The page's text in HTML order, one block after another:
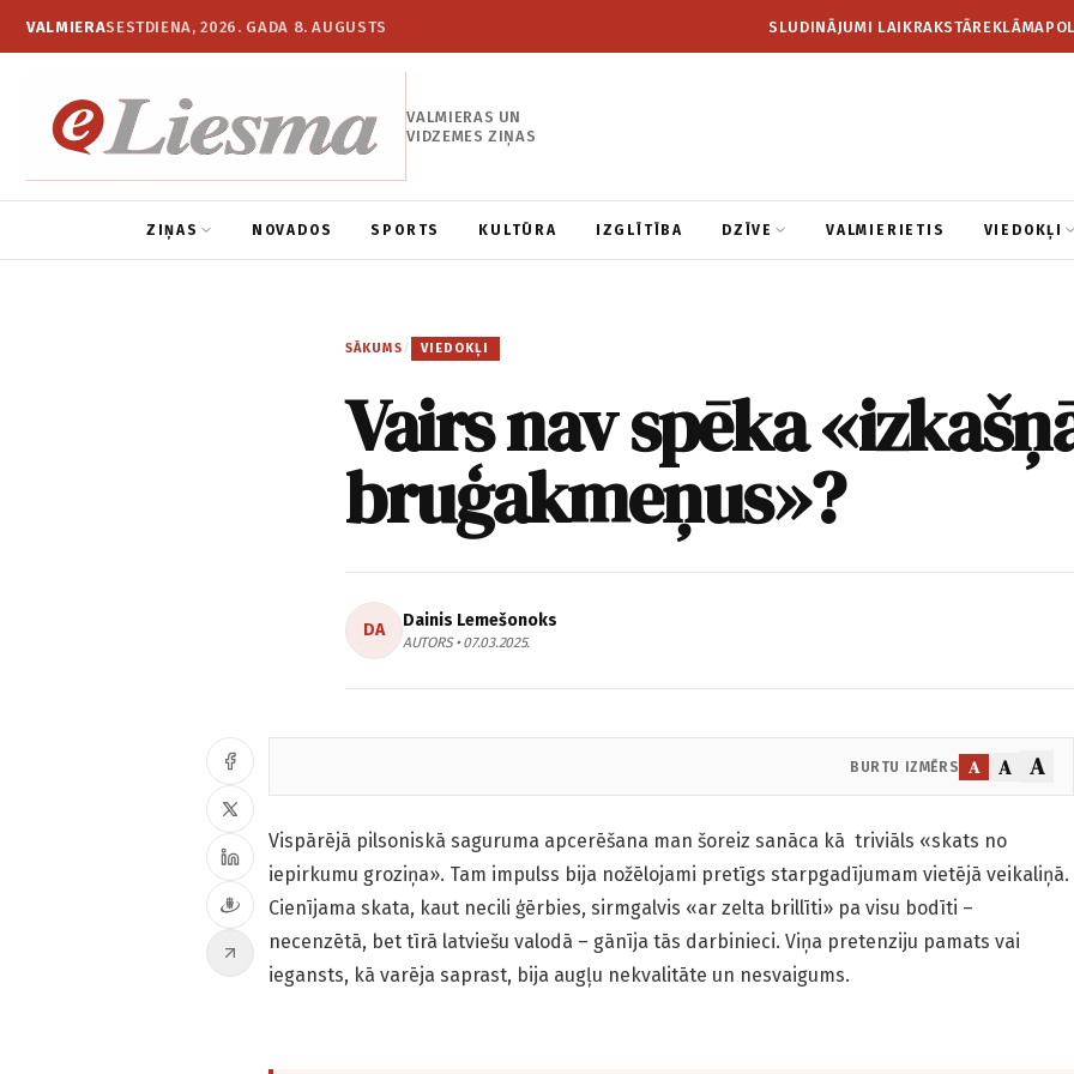
VALMIERASESTDIENA, 2026. GADA 8. AUGUSTS SLUDINĀJUMI LAIKRAKSTĀREKLĀMA
VALMIERAS UN
VIDZEMES ZIŅAS
ZIŅAS NOVADOS SPORTS KULTŪRA IZGLĪTĪBA DZĪVE VALMIERIETIS VIEDOKĻI
SĀKUMS / VIEDOKĻI
Vairs nav spēka
bruģakmeņus»?
DA Dainis Lemešonoks
AUTORS • 07.03.2025.
BURTU IZMĒRS A A A
Vispārējā pilsoniskā saguruma apcerēšana man šoreiz sanāca kā triviāls «skats no
iepirkumu groziņa». Tam impulss bija nožēlojami pretīgs starpgadījumam vietējā veikaliņā.
Cienījama skata, kaut necili ģērbies, sirmgalvis «ar zelta brillīti» pa visu bodīti –
necenzētā, bet tīrā latviešu valodā – gānīja tās darbinieci. Viņa pretenziju pamats vai
iegansts, kā varēja saprast, bija augļu nekvalitāte un nesvaigums.